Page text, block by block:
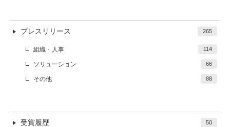
プレスリリース 265
組織・人事 114
ソリューション 66
その他 88
受賞履歴 50